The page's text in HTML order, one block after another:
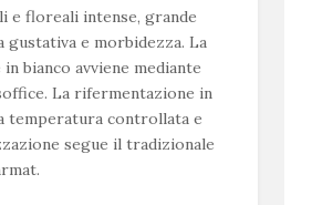
e floreali intense, grande
gustativa e morbidezza. La
bianco avviene mediante
La rifermentazione in
temperatura controllata e
segue il tradizionale